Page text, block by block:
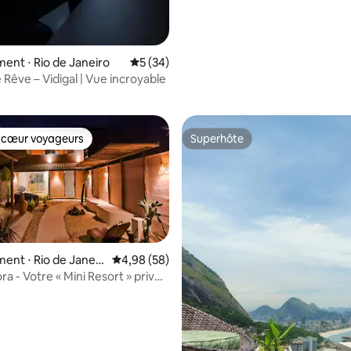
la base de 13 commentaires : 4,85 sur 5
⋅ Rio de Janeiro Évaluation moyenne sur la base de 34
5 (34)
Rêve – Vidigal | Vue incroyable
voyageurs
voyageurs
⋅ Rio de Janeir
Évaluation moyenne sur la base de 58
4,98 (58)
- Votre « Mini Resort » privé
Superhôte
Superhôte